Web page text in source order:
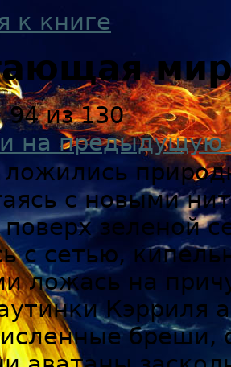
к книге
из 130
на предыдущую
ложились
с новыми
зеленой
с сетью,
ложась на
Кэрриля
бреши,